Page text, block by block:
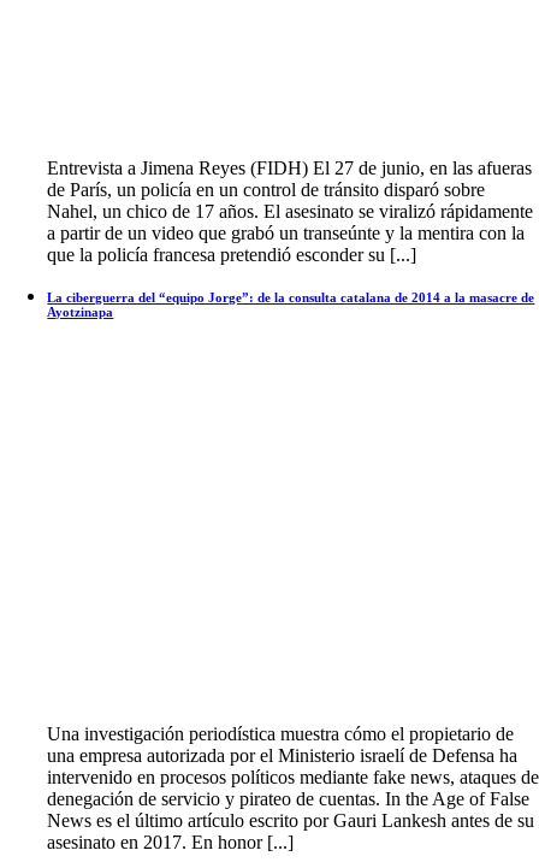
Entrevista a Jimena Reyes (FIDH) El 27 de junio, en las afueras
de París, un policía en un control de tránsito disparó sobre
Nahel, un chico de 17 años. El asesinato se viralizó rápidamente
a partir de un video que grabó un transeúnte y la mentira con la
que la policía francesa pretendió esconder su [...]
La ciberguerra del “equipo Jorge”: de la consulta catalana de 2014 a la masacre de
Ayotzinapa
Una investigación periodística muestra cómo el propietario de
una empresa autorizada por el Ministerio israelí de Defensa ha
intervenido en procesos políticos mediante fake news, ataques de
denegación de servicio y pirateo de cuentas. In the Age of False
News es el último artículo escrito por Gauri Lankesh antes de su
asesinato en 2017. En honor [...]